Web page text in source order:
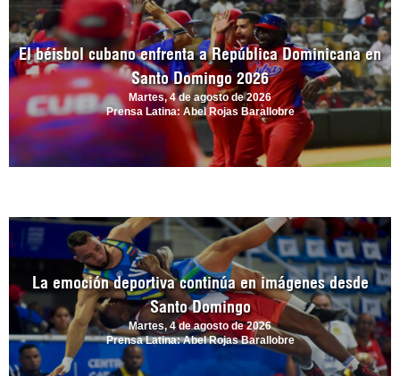
El béisbol cubano enfrenta a República Dominicana en
Santo Domingo 2026
Martes, 4 de agosto de 2026
Prensa Latina: Abel Rojas Barallobre
La emoción deportiva continúa en imágenes desde
Santo Domingo
Martes, 4 de agosto de 2026
Prensa Latina: Abel Rojas Barallobre